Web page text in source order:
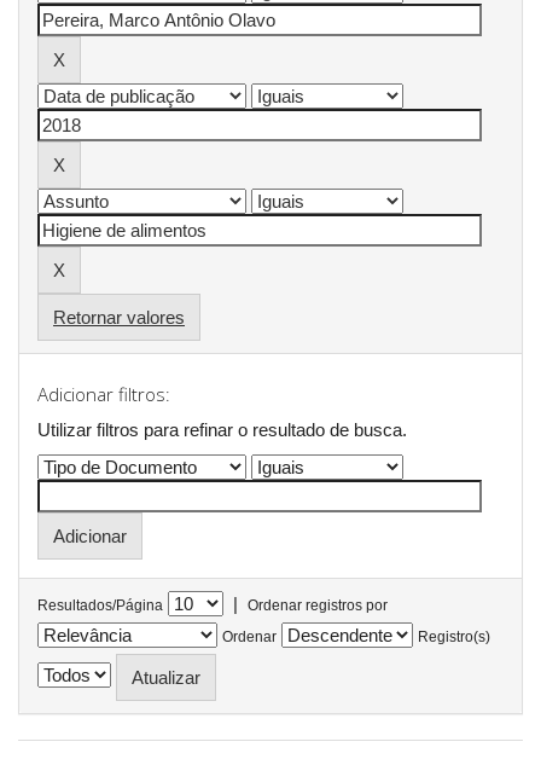
Retornar valores
Adicionar filtros:
Utilizar filtros para refinar o resultado de busca.
Resultados/Página |
Ordenar registros por
Ordenar
Registro(s)